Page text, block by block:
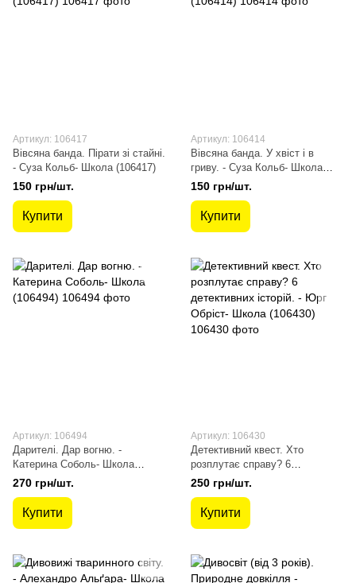
Артикул: 106417
Вівсяна банда. Пірати зі стайні.
- Суза Кольб- Школа (106417)
150 грн/шт.
Купити
Артикул: 106414
Вівсяна банда. У хвіст і в
гриву. - Суза Кольб- Школа
(106414)
150 грн/шт.
Купити
Артикул: 106494
Дарителі. Дар вогню. -
Катерина Соболь- Школа
(106494)
270 грн/шт.
Купити
Артикул: 106430
Детективний квест. Хто
розплутає справу? 6
детективних історій. - Юрг
Обріст- Школа (106430)
250 грн/шт.
Купити